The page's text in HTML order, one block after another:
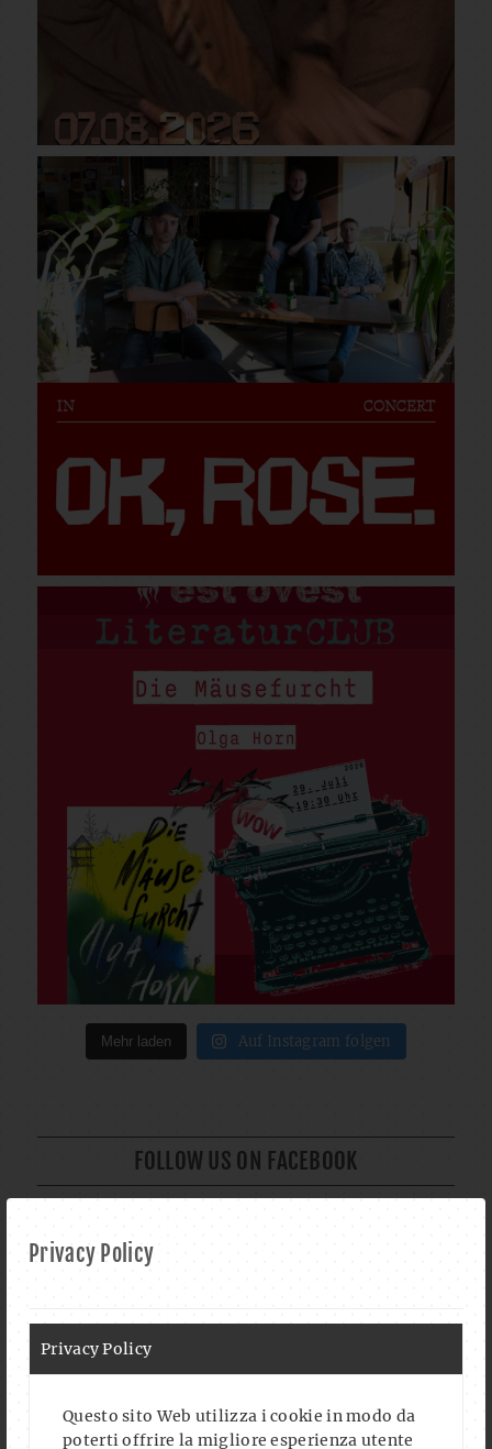
Privacy Policy
Privacy Policy
Questo sito Web utilizza i cookie in modo da
poterti offrire la migliore esperienza utente
Mehr laden Auf Instagram folgen
FOLLOW US ON FACEBOOK
CALENDAR
LITERATURCLUB: BUCHVORSTELLUNG UND GESPRÄCH